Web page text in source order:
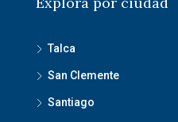
Talca
San Clemente
Santiago